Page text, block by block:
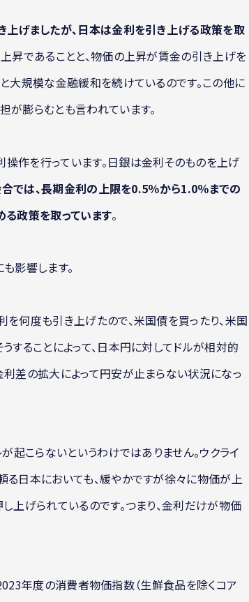
げましたが、日本は金利を引き上げる政策を取
昇であることと、物価の上昇が賃金の引き上げを
大規模な金融緩和を続けているのです。この他に
膨らむとも言われています。
作を行っています。日銀は金利そのものを上げ
では、長期金利の上限を0.5％から1.0％までの
る政策を取っています。
影響します。
何度も引き上げたので、米国債を買ったり、米国
することによって、日本円に対してドルが相対的
差の拡大によって円安が止まらない状況になっ
起こらないというわけではありません。ウクライ
日本においても、緩やかですが徐々に物価が上
上げられているのです。つまり、金利だけが物価
年度の消費者物価指数（生鮮食品を除くコア